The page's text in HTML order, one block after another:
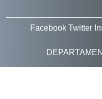
Facebook Twitter